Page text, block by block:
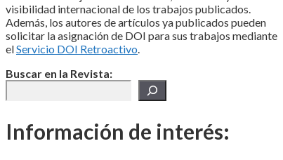
visibilidad internacional de los trabajos publicados.
Además, los autores de artículos ya publicados pueden
solicitar la asignación de DOI para sus trabajos mediante
elServicio DOI Retroactivo
Buscar en la Revista:
Información de interés: